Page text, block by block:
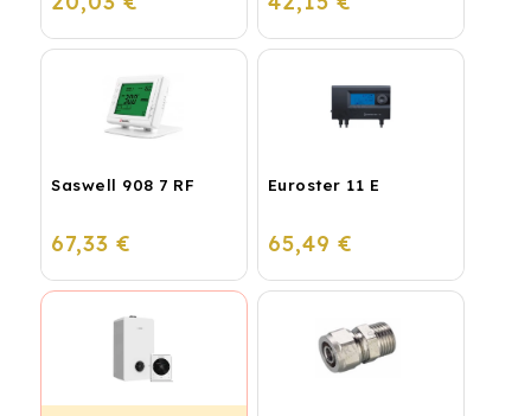
Saswell 908 7 RF
67,33 €
Euroster 11 E
65,49 €